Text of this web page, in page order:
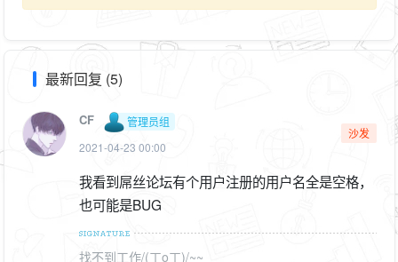
最新回复 (5)
CF
管理员组
2021-04-23 00:00
沙发
我看到屌丝论坛有个用户注册的用户名全是空格，
也可能是BUG
找不到工作/(ㄒoㄒ)/~~